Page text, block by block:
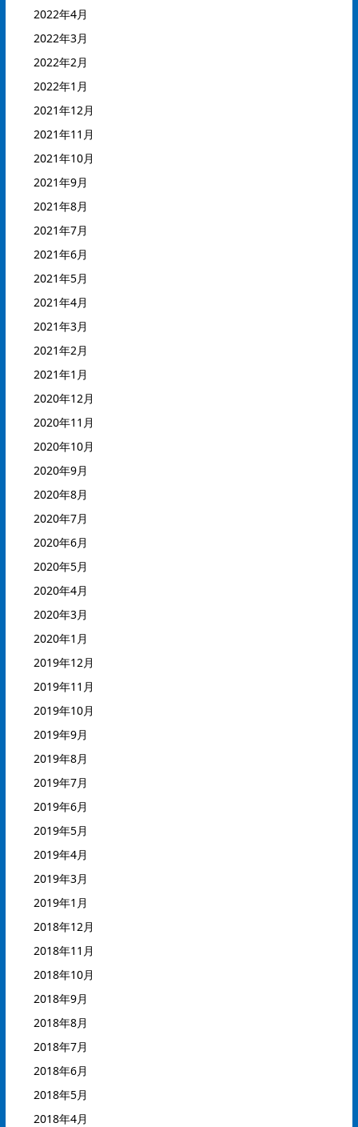
2022年4月
2022年3月
2022年2月
2022年1月
2021年12月
2021年11月
2021年10月
2021年9月
2021年8月
2021年7月
2021年6月
2021年5月
2021年4月
2021年3月
2021年2月
2021年1月
2020年12月
2020年11月
2020年10月
2020年9月
2020年8月
2020年7月
2020年6月
2020年5月
2020年4月
2020年3月
2020年1月
2019年12月
2019年11月
2019年10月
2019年9月
2019年8月
2019年7月
2019年6月
2019年5月
2019年4月
2019年3月
2019年1月
2018年12月
2018年11月
2018年10月
2018年9月
2018年8月
2018年7月
2018年6月
2018年5月
2018年4月